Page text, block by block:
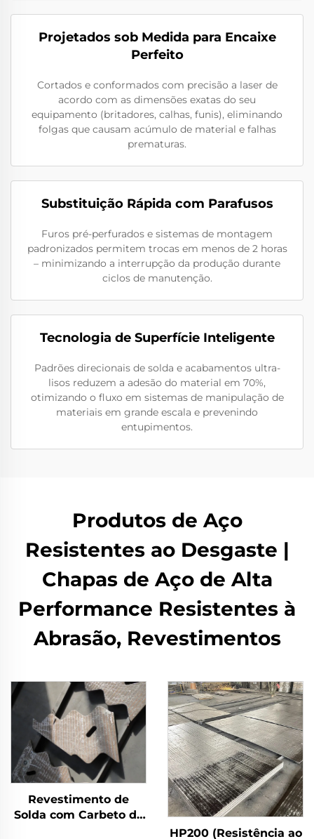
Projetados sob Medida para Encaixe
Perfeito
Cortados e conformados com precisão a laser de
acordo com as dimensões exatas do seu
equipamento (britadores, calhas, funis), eliminando
folgas que causam acúmulo de material e falhas
prematuras.
Substituição Rápida com Parafusos
Furos pré-perfurados e sistemas de montagem
padronizados permitem trocas em menos de 2 horas
– minimizando a interrupção da produção durante
ciclos de manutenção.
Tecnologia de Superfície Inteligente
Padrões direcionais de solda e acabamentos ultra-
lisos reduzem a adesão do material em 70%,
otimizando o fluxo em sistemas de manipulação de
materiais em grande escala e prevenindo
entupimentos.
Produtos de Aço
Resistentes ao Desgaste |
Chapas de Aço de Alta
Performance Resistentes à
Abrasão, Revestimentos
Revestimento de
Solda com Carbeto de
HP200 (Resistência ao